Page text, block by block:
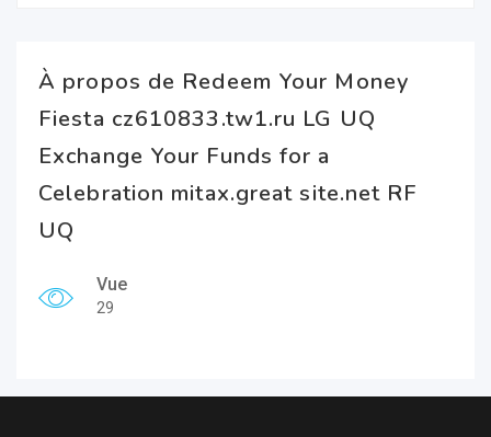
À propos de Redeem Your Money
Fiesta cz610833.tw1.ru LG UQ
Exchange Your Funds for a
Celebration mitax.great site.net RF
UQ
Vue
29